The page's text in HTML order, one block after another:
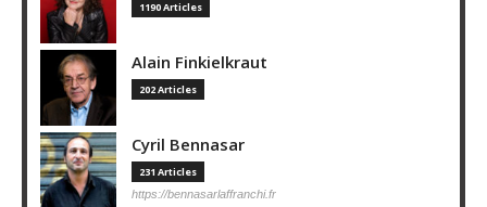
1190 Articles
Alain Finkielkraut
202 Articles
Cyril Bennasar
231 Articles
https://bennasarlaffranchi.fr